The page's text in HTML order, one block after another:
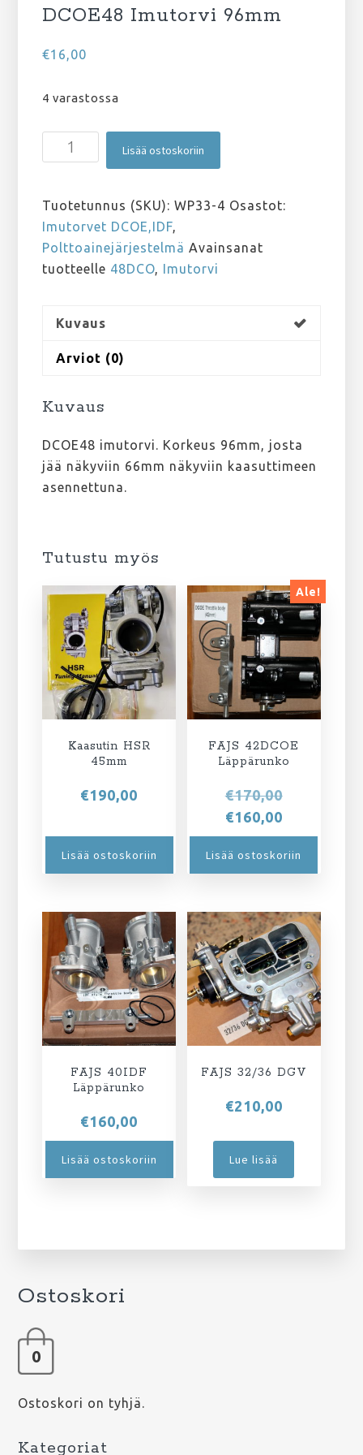
DCOE48 Imutorvi 96mm
€16,00
4 varastossa
DCOE48
Imutorvi
määrä
Lisää ostoskoriin
Tuotetunnus (SKU):WP33-4 Osastot:
Imutorvet DCOE,IDF,
Polttoainejärjestelmä Avainsanat
tuotteelle 48DCO, Imutorvi
Kuvaus
Arviot (0)
Kuvaus
DCOE48 imutorvi. Korkeus 96mm, josta
jää näkyviin 66mm näkyviin kaasuttimeen
asennettuna.
Tutustu myös
Kaasutin HSR
45mm
€190,00
Lisää ostoskoriin
Ale!
FAJS 42DCOE
Läppärunko
€170,00
hinta
oli:
€170,00.
€160,00Nykyinen
hinta
on:
Lisää ostoskoriin
FAJS 40IDF
Läppärunko
€160,00
Lisää ostoskoriin
FAJS 32/36 DGV
€210,00
Lue lisää
Ostoskori
0
Ostoskori on tyhjä.
Kategoriat